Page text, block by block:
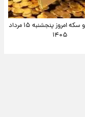
قیمت طلا و سکه امروز پنجشنبه ۱۵ مرداد
۱۴۰۵